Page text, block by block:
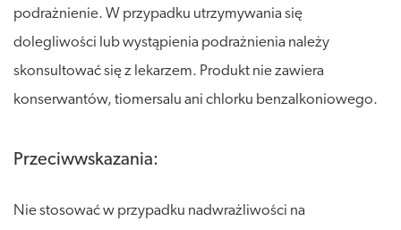
podrażnienie. W przypadku utrzymywania się
dolegliwości lub wystąpienia podrażnienia należy
skonsultować się z lekarzem. Produkt nie zawiera
konserwantów, tiomersalu ani chlorku benzalkoniowego.
Przeciwwskazania:
Nie stosować w przypadku nadwrażliwości na